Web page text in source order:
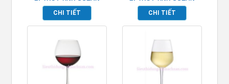
MADISON MARGARITA
TP_1015M12
CHI TIẾT
SOCIETY WATER GOBLET
TP_1523G12
CHI TIẾT